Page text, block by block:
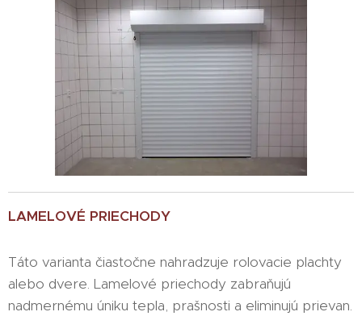
LAMELOVÉ PRIECHODY
Táto varianta čiastočne nahradzuje rolovacie plachty
alebo dvere. Lamelové priechody zabraňujú
nadmernému úniku tepla, prašnosti a eliminujú prievan.